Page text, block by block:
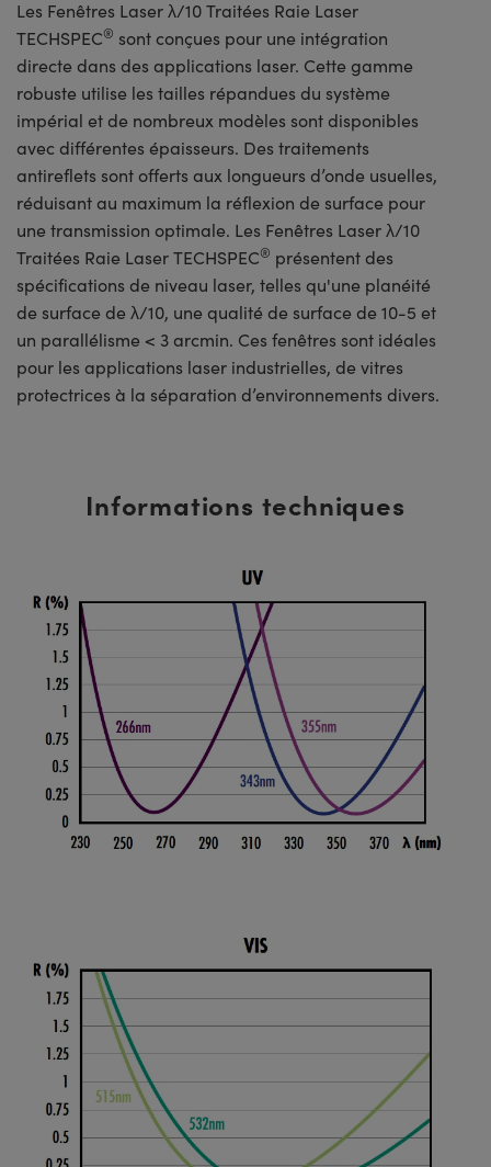
Les Fenêtres Laser λ/10 Traitées Raie Laser
TECHSPEC® sont conçues pour une intégration
directe dans des applications laser. Cette gamme
robuste utilise les tailles répandues du système
impérial et de nombreux modèles sont disponibles
avec différentes épaisseurs. Des traitements
antireflets sont offerts aux longueurs d’onde usuelles,
réduisant au maximum la réflexion de surface pour
une transmission optimale. Les Fenêtres Laser λ/10
Traitées Raie Laser TECHSPEC® présentent des
spécifications de niveau laser, telles qu'une planéité
de surface de λ/10, une qualité de surface de 10-5 et
un parallélisme < 3 arcmin. Ces fenêtres sont idéales
pour les applications laser industrielles, de vitres
protectrices à la séparation d’environnements divers.
Informations techniques